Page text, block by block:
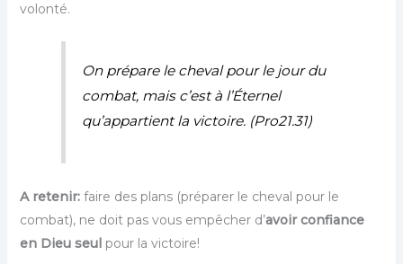
volonté.
On prépare le cheval pour le jour du
combat, mais c’est à l’Éternel
qu’appartient la victoire. (Pro21.31)
A retenir:faire des plans (préparer le cheval pour le
combat), ne doit pas vous empêcher d’avoir confiance
en Dieu seulpour la victoire!